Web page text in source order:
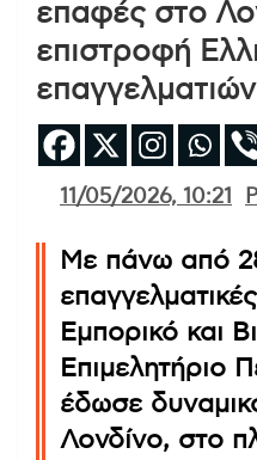
επαφές στο
επιστροφή
επαγγελματιών
11/05/2026, 10:21
Με πάνω από
Εμπορικό και
Επιμελητήριο
έδωσε
Λονδίνο, στο